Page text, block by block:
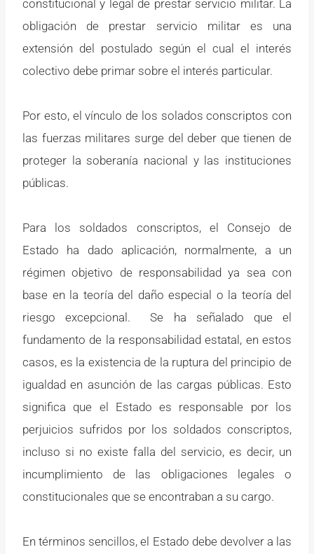
constitucional y legal de prestar servicio militar. La
obligación de prestar servicio militar es una
extensión del postulado según el cual el interés
colectivo debe primar sobre el interés particular.
Por esto, el vínculo de los solados conscriptos con
las fuerzas militares surge del deber que tienen de
proteger la soberanía nacional y las instituciones
públicas.
Para los soldados conscriptos, el Consejo de
Estado ha dado aplicación, normalmente, a un
régimen objetivo de responsabilidad ya sea con
base en la teoría del daño especial o la teoría del
riesgo excepcional. Se ha señalado que el
fundamento de la responsabilidad estatal, en estos
casos, es la existencia de la ruptura del principio de
igualdad en asunción de las cargas públicas. Esto
significa que el Estado es responsable por los
perjuicios sufridos por los soldados conscriptos,
incluso si no existe falla del servicio, es decir, un
incumplimiento de las obligaciones legales o
constitucionales que se encontraban a su cargo.
En términos sencillos, el Estado debe devolver a las